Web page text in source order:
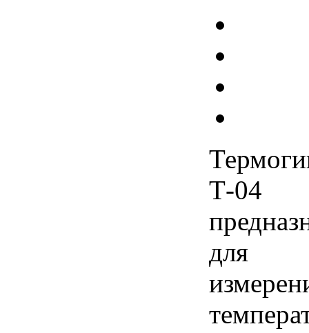
Т-04
для